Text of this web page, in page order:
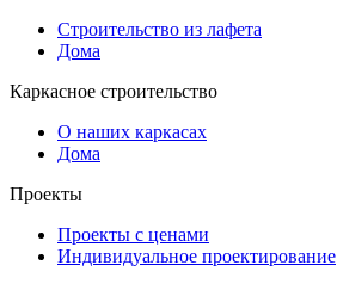
Строительство из лафета
Дома
Каркасное строительство
О наших каркасах
Дома
Проекты
Проекты с ценами
Индивидуальное проектирование